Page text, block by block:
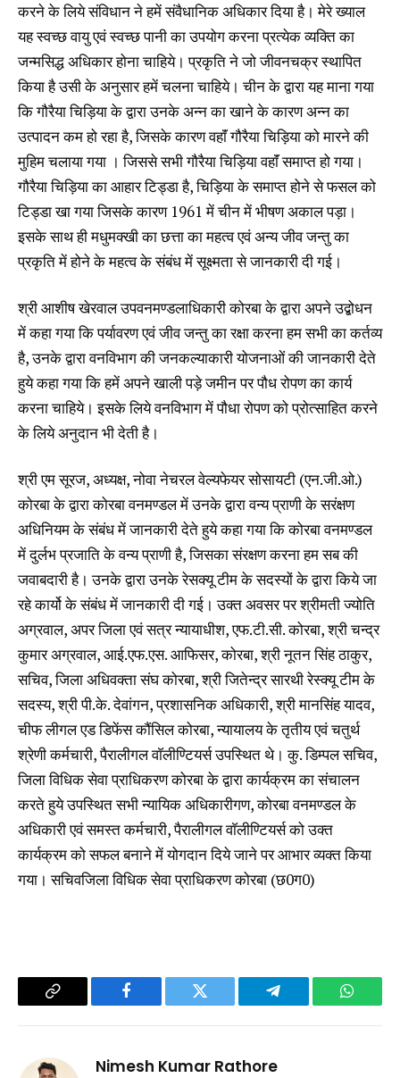
करने के लिये संविधान ने हमें संवैधानिक अधिकार दिया है। मेरे ख्याल
यह स्वच्छ वायु एवं स्वच्छ पानी का उपयोग करना प्रत्येक व्यक्ति का
जन्मसिद्ध अधिकार होना चाहिये। प्रकृति ने जो जीवनचक्र स्थापित
किया है उसी के अनुसार हमें चलना चाहिये। चीन के द्वारा यह माना गया
कि गौरैया चिड़िया के द्वारा उनके अन्न का खाने के कारण अन्न का
उत्पादन कम हो रहा है, जिसके कारण वहाॅं गौरैया चिड़िया को मारने की
मुहिम चलाया गया । जिससे सभी गौरैया चिड़िया वहाॅं समाप्त हो गया।
गौरैया चिड़िया का आहार टिड्डा है, चिड़िया के समाप्त होने से फसल को
टिड्डा खा गया जिसके कारण 1961 में चीन में भीषण अकाल पड़ा।
इसके साथ ही मधुमक्खी का छत्ता का महत्व एवं अन्य जीव जन्तु का
प्रकृति में होने के महत्व के संबंध में सूक्ष्मता से जानकारी दी गई।
श्री आशीष खेरवाल उपवनमण्डलाधिकारी कोरबा के द्वारा अपने उद्बोधन
में कहा गया कि पर्यावरण एवं जीव जन्तु का रक्षा करना हम सभी का कर्तव्य
है, उनके द्वारा वनविभाग की जनकल्याकारी योजनाओं की जानकारी देते
हुये कहा गया कि हमें अपने खाली पड़े जमीन पर पौध रोपण का कार्य
करना चाहिये। इसके लिये वनविभाग में पौधा रोपण को प्रोत्साहित करने
के लिये अनुदान भी देती है।
श्री एम सूरज, अध्यक्ष, नोवा नेचरल वेल्यफेयर सोसायटी (एन.जी.ओ.)
कोरबा के द्वारा कोरबा वनमण्डल में उनके द्वारा वन्य प्राणी के सरंक्षण
अधिनियम के संबंध में जानकारी देते हुये कहा गया कि कोरबा वनमण्डल
में दुर्लभ प्रजाति के वन्य प्राणी है, जिसका संरक्षण करना हम सब की
जवाबदारी है। उनके द्वारा उनके रेसक्यू टीम के सदस्यों के द्वारा किये जा
रहे कार्यो के संबंध में जानकारी दी गई। उक्त अवसर पर श्रीमती ज्योति
अग्रवाल, अपर जिला एवं सत्र न्यायाधीश, एफ.टी.सी. कोरबा, श्री चन्द्र
कुमार अग्रवाल, आई.एफ.एस. आफिसर, कोरबा, श्री नूतन सिंह ठाकुर,
सचिव, जिला अधिवक्ता संघ कोरबा, श्री जितेन्द्र सारथी रेस्क्यू टीम के
सदस्य, श्री पी.के. देवांगन, प्रशासनिक अधिकारी, श्री मानसिंह यादव,
चीफ लीगल एड डिफेंस कौंसिल कोरबा, न्यायालय के तृतीय एवं चतुर्थ
श्रेणी कर्मचारी, पैरालीगल वाॅलीण्टियर्स उपस्थित थे। कु. डिम्पल सचिव,
जिला विधिक सेवा प्राधिकरण कोरबा के द्वारा कार्यक्रम का संचालन
करते हुये उपस्थित सभी न्यायिक अधिकारीगण, कोरबा वनमण्डल के
अधिकारी एवं समस्त कर्मचारी, पैरालीगल वाॅलीण्टियर्स को उक्त
कार्यक्रम को सफल बनाने में योगदान दिये जाने पर आभार व्यक्त किया
गया। सचिवजिला विधिक सेवा प्राधिकरण कोरबा (छ0ग0)
Copy
Facebook Twitter Telegram
Nimesh Kumar Rathore